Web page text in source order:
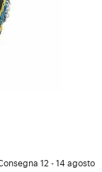
12 - 14 agosto